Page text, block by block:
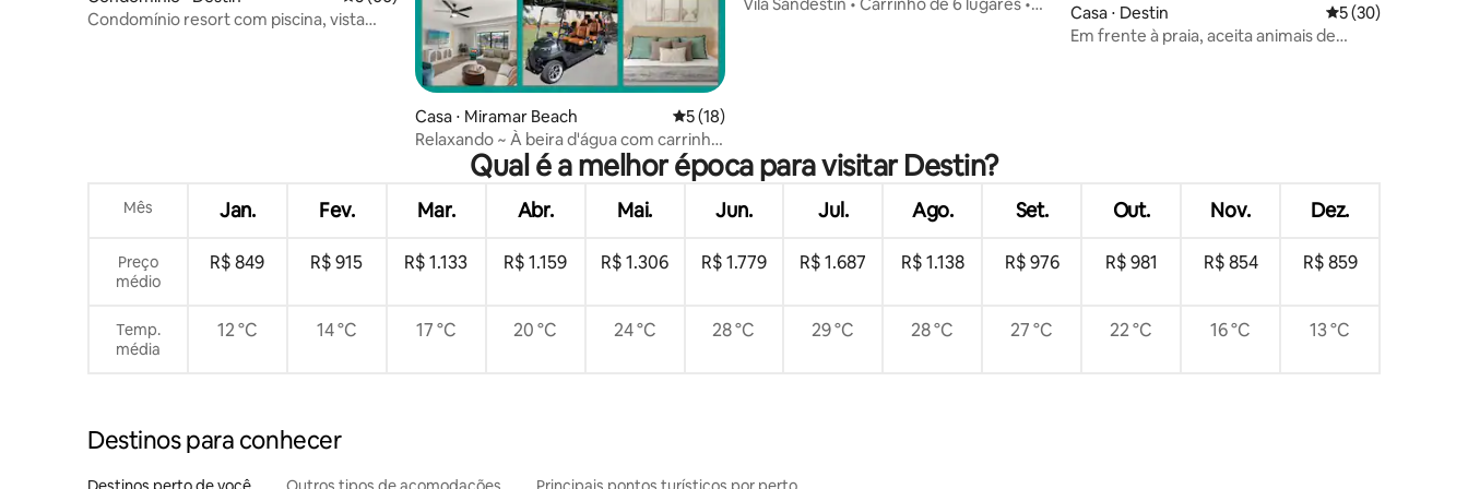
Condomínio resort com piscina, vista
Casa ⋅ Miramar Beach 5 de uma avaliação média de 5, 18 avaliações
5 (18)
Relaxando ~ À beira d'água com carrinho
de golfe ~ Piscina
Casa ⋅ Destin 5 de uma
5 (30)
Em frente à praia, aceita animais de
Qual é a melhor época para visitar Destin?
Mês Jan. Fev. Mar. Abr. Mai. Jun. Jul. Ago. Set. Out. Nov. Dez.
Preço
médio
R$ 849 R$ 915 R$ 1.133 R$ 1.159 R$ 1.306 R$ 1.779 R$ 1.687 R$ 1.138 R$ 976 R$ 981 R$ 854 R$ 859
Temp.
média
12 °C 14 °C 17 °C 20 °C 24 °C 28 °C 29 °C 28 °C 27 °C 22 °C 16 °C 13 °C
Destinos para conhecer